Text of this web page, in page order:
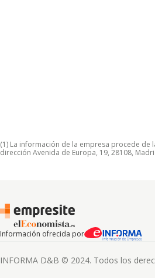
(1) La información de la empresa procede de
dirección Avenida de Europa, 19, 28108,
Información ofrecida por
INFORMA D&B © 2024. Todos los